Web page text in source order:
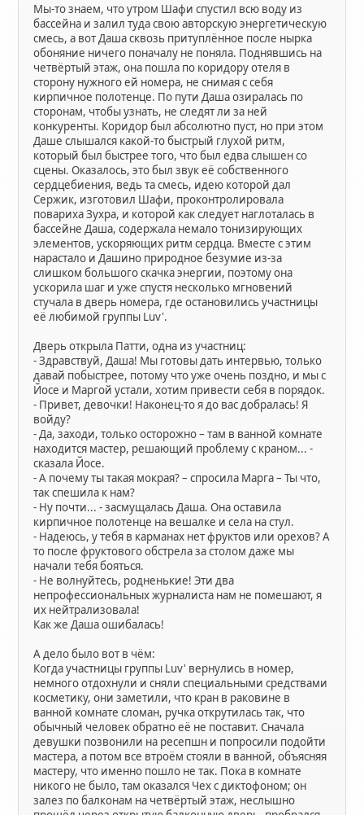
Мы-то знаем, что утром Шафи спустил всю воду из
бассейна и залил туда свою авторскую энергетическую
смесь, а вот Даша сквозь притуплённое после нырка
обоняние ничего поначалу не поняла. Поднявшись на
четвёртый этаж, она пошла по коридору отеля в
сторону нужного ей номера, не снимая с себя
кирпичное полотенце. По пути Даша озиралась по
сторонам, чтобы узнать, не следят ли за ней
конкуренты. Коридор был абсолютно пуст, но при этом
Даше слышался какой-то быстрый глухой ритм,
который был быстрее того, что был едва слышен со
сцены. Оказалось, это был звук её собственного
сердцебиения, ведь та смесь, идею которой дал
Сержик, изготовил Шафи, проконтролировала
повариха Зухра, и которой как следует наглоталась в
бассейне Даша, содержала немало тонизирующих
элементов, ускоряющих ритм сердца. Вместе с этим
нарастало и Дашино природное безумие из-за
слишком большого скачка энергии, поэтому она
ускорила шаг и уже спустя несколько мгновений
стучала в дверь номера, где остановились участницы
её любимой группы Luv'.
Дверь открыла Патти, одна из участниц:
- Здравствуй, Даша! Мы готовы дать интервью, только
давай побыстрее, потому что уже очень поздно, и мы с
Йосе и Маргой устали, хотим привести себя в порядок.
- Привет, девочки! Наконец-то я до вас добралась! Я
войду?
- Да, заходи, только осторожно – там в ванной комнате
находится мастер, решающий проблему с краном... -
сказала Йосе.
- А почему ты такая мокрая? – спросила Марга – Ты что,
так спешила к нам?
- Ну почти... - засмущалась Даша. Она оставила
кирпичное полотенце на вешалке и села на стул.
- Надеюсь, у тебя в карманах нет фруктов или орехов? А
то после фруктового обстрела за столом даже мы
начали тебя бояться.
- Не волнуйтесь, родненькие! Эти два
непрофессиональных журналиста нам не помешают, я
их нейтрализовала!
Как же Даша ошибалась!
А дело было вот в чём:
Когда участницы группы Luv' вернулись в номер,
немного отдохнули и сняли специальными средствами
косметику, они заметили, что кран в раковине в
ванной комнате сломан, ручка открутилась так, что
обычный человек обратно её не поставит. Сначала
девушки позвонили на ресепшн и попросили подойти
мастера, а потом все втроём стояли в ванной, объясняя
мастеру, что именно пошло не так. Пока в комнате
никого не было, там оказался Чех с диктофоном; он
залез по балконам на четвёртый этаж, неслышно